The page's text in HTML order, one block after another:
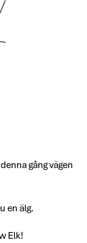
gång vägen
en älg.
Elk!